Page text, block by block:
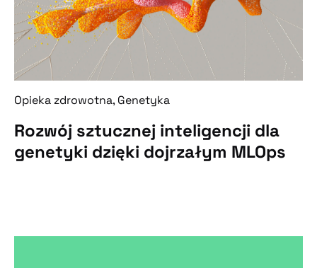
Opieka zdrowotna, Genetyka
Rozwój sztucznej inteligencji dla
genetyki dzięki dojrzałym MLOps